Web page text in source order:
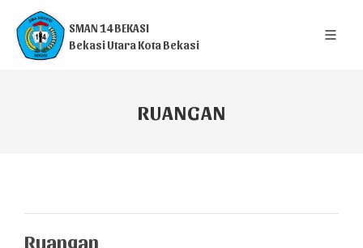
SMAN 14 BEKASI
Bekasi Utara Kota Bekasi
RUANGAN
Ruangan